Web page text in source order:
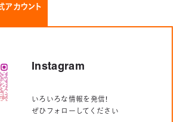
カウント
Instagram
いろいろな情報を発信！
ぜひフォローしてください